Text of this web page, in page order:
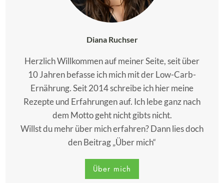
Diana Ruchser
Herzlich Willkommen auf meiner Seite, seit über
10 Jahren befasse ich mich mit der Low-Carb-
Ernährung. Seit 2014 schreibe ich hier meine
Rezepte und Erfahrungen auf. Ich lebe ganz nach
dem Motto geht nicht gibts nicht.
Willst du mehr über mich erfahren? Dann lies doch
den Beitrag „Über mich“
Über mich